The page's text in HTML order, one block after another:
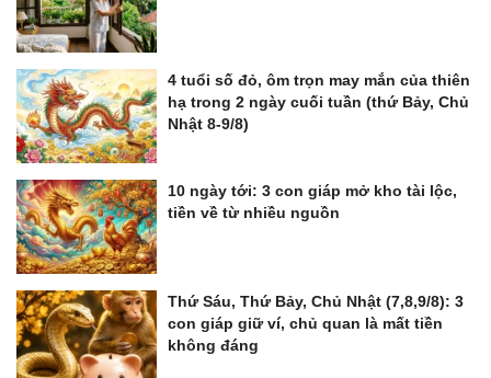
4 tuổi số đỏ, ôm trọn may mắn của thiên
hạ trong 2 ngày cuối tuần (thứ Bảy, Chủ
Nhật 8-9/8)
10 ngày tới: 3 con giáp mở kho tài lộc,
tiền về từ nhiều nguồn
Thứ Sáu, Thứ Bảy, Chủ Nhật (7,8,9/8): 3
con giáp giữ ví, chủ quan là mất tiền
không đáng